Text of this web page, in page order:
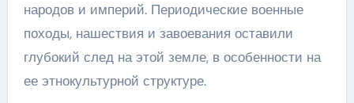
народов и империй. Периодические военные
походы, нашествия и завоевания оставили
глубокий след на этой земле, в особенности на
ее этнокультурной структуре.